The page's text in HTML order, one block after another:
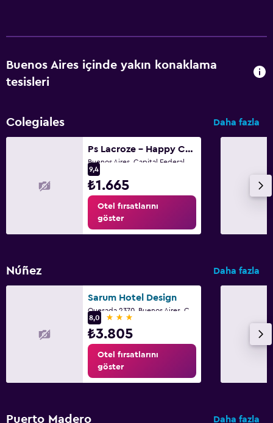
Buenos Aires içinde yakın konaklama
tesisleri
Colegiales Daha fazla
Ps Lacroze - Happy Chic Peaceful Studio
9,4
₺1.665
Otel fırsatlarını
göster
Núñez Daha fazla
Sarum Hotel Design
8,0
3 yıldız
₺3.805
Otel fırsatlarını
göster
Puerto Madero Daha fazla